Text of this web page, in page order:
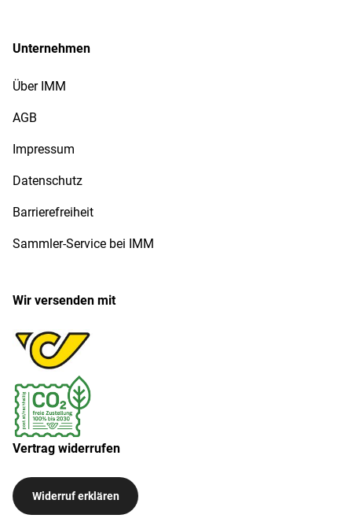
Unternehmen
Über IMM
AGB
Impressum
Datenschutz
Barrierefreiheit
Sammler-Service bei IMM
Wir versenden mit
Vertrag widerrufen
Widerruf erklären